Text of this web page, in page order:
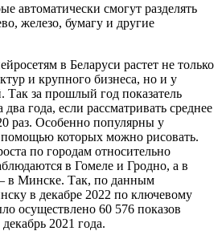
автоматически смогут разделять
железо, бумагу и другие
в Беларуси растет не только
и крупного бизнеса, но и у
Так за прошлый год показатель
два года, если рассматривать среднее
раз. Особенно популярны у
помощью которых можно рисовать.
по городам относительно
в Гомеле и Гродно, а в
в Минске. Так, по данным
в декабре 2022 по ключевому
осуществлено 60 576 показов
2021 года.